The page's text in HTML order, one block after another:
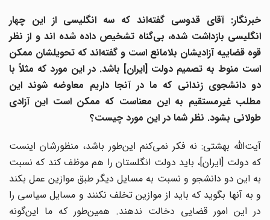
خبرنگار: آقای قدوسی گفته‌اند که سه انگلیسی از این چهار
انگلیسی بازداشت شده، بی‌گناه تشخیص داده شده اند و از نظر
قوه قضاییه آزادیشان بلامانع است و گفته‌اند که تحویلشان ممکن
است منوط به تصمیم دولت [ایران] باشد. در این مورد که مثلاً با
دو دانشجوی زندانی که ما در آنجا داریم معاوضه شوند این
مطلب غیرمستقیم به این معناست که ممکن است این آزادی
طولانی بشود. نظر شما در این مورد چیست؟
آیت‌الله بهشتی: نه فکر نمی‌کنم این‌طور باشد، منظورشان اینست
که دولت [ایران]، باید دولت انگلستان را هم موظف کند که نسبت
به این دو دانشجو و نسبت به مسایل دیگر طبق موازین عمل بکند
و به آنها بگوید که باید از موازین تخلف نکنند و مسایل سیاسی را
در این امور قضایی دخالت ندهند. همین‌طور که ما این‌گونه